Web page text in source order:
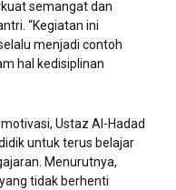
semangat dan
“Kegiatan ini
menjadi contoh
hal kedisiplinan
Ustaz Al-Hadad
untuk terus belajar
Menurutnya,
tidak berhenti